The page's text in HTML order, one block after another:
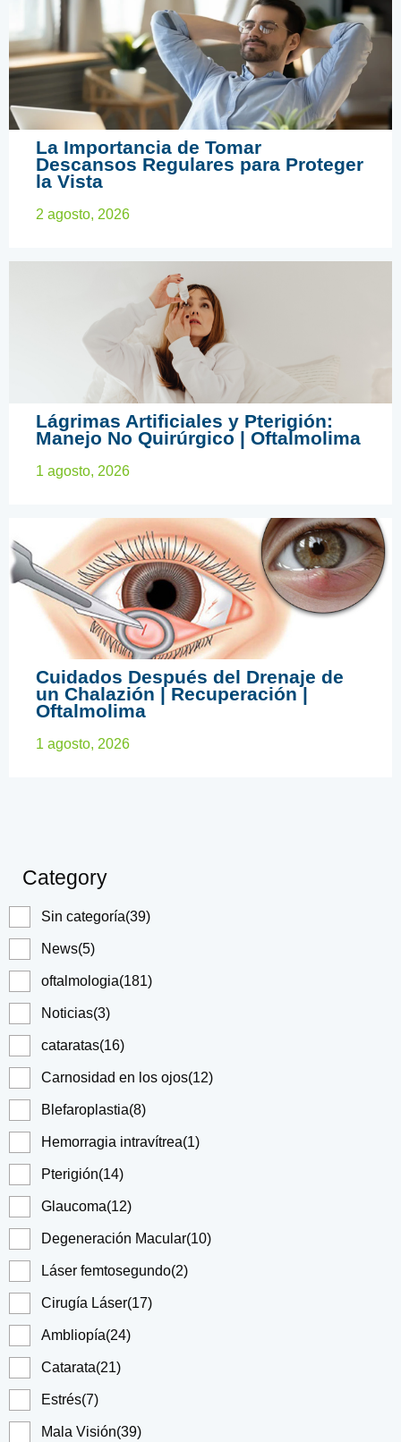
ARTÍCULOS EDUCATIVOS
La Importancia de Tomar
Descansos Regulares para Proteger
la Vista
2 agosto, 2026
CIRUGÍA OFTALMOLÓGICA
Lágrimas Artificiales y Pterigión:
Manejo No Quirúrgico | Oftalmolima
1 agosto, 2026
CHALAZION
Cuidados Después del Drenaje de
un Chalazión | Recuperación |
Oftalmolima
1 agosto, 2026
Category
Sin categoría(39)
News(5)
oftalmologia(181)
Noticias(3)
cataratas(16)
Carnosidad en los ojos(12)
Blefaroplastia(8)
Hemorragia intravítrea(1)
Pterigión(14)
Glaucoma(12)
Degeneración Macular(10)
Láser femtosegundo(2)
Cirugía Láser(17)
Ambliopía(24)
Catarata(21)
Estrés(7)
Mala Visión(39)